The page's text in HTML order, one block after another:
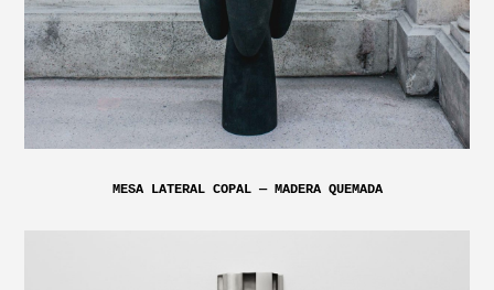
MESA LATERAL COPAL — MADERA QUEMADA